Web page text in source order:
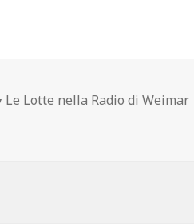
Kategorien
Le Lotte nella Radio di Weimar